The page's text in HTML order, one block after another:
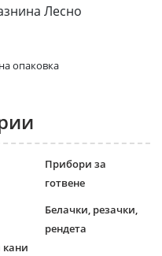
Лесно
опаковка
Прибори за
готвене
кани
Белачки, резачки,
рендета